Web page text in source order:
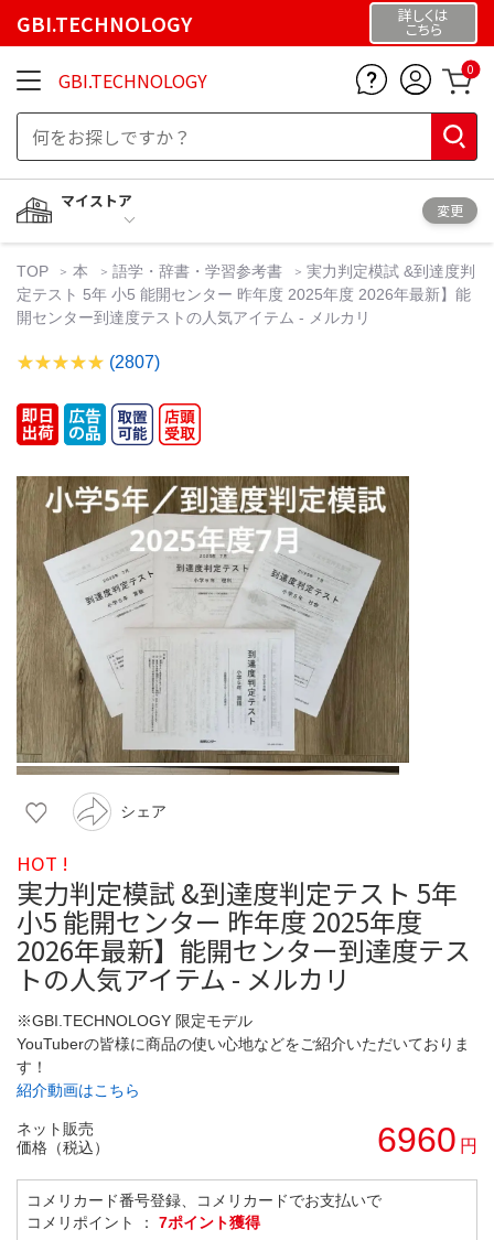
GBI.TECHNOLOGY 詳しくは
こちら
GBI.TECHNOLOGY 0
マイストア
変更
TOP 本 語学・辞書・学習参考書
実力判定模試 &到達度判
定テスト 5年 小5 能開センター 昨年度 2025年度 2026年最新】能
開センター到達度テストの人気アイテム - メルカリ
(2807)
シェア
HOT !
実力判定模試 &到達度判定テスト 5年
小5 能開センター 昨年度 2025年度
2026年最新】能開センター到達度テス
トの人気アイテム - メルカリ
※GBI.TECHNOLOGY 限定モデル
YouTuberの皆様に商品の使い心地などをご紹介いただいておりま
す！
紹介動画はこちら
ネット販売
価格（税込）
6960 円
コメリカード番号登録、コメリカードでお支払いで
コメリポイント ： 7ポイント獲得